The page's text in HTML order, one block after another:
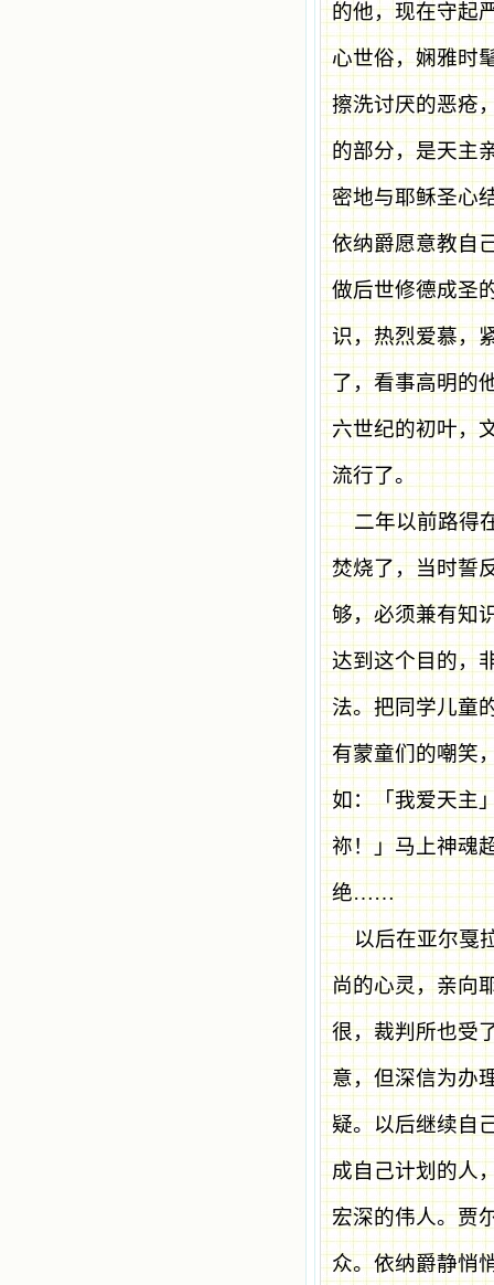
的他，现在守起
心世俗，娴雅时
擦洗讨厌的恶疮
的部分，是天主
密地与耶稣圣心
依纳爵愿意教自
做后世修德成圣
识，热烈爱慕，
了，看事高明的
六世纪的初叶，
流行了。
二年以前路得
焚烧了，当时誓
够，必须兼有知
达到这个目的，
法。把同学儿童
有蒙童们的嘲笑
如：「我爱天主
祢！」马上神魂
绝……
以后在亚尔戛
尚的心灵，亲向
很，裁判所也受
意，但深信为办
疑。以后继续自
成自己计划的人
宏深的伟人。贾
众。依纳爵静悄